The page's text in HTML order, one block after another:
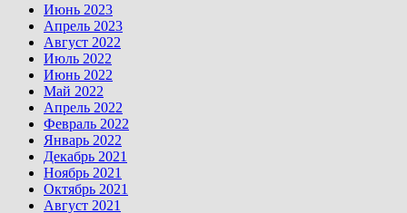
Июнь 2023
Апрель 2023
Август 2022
Июль 2022
Июнь 2022
Май 2022
Апрель 2022
Февраль 2022
Январь 2022
Декабрь 2021
Ноябрь 2021
Октябрь 2021
Август 2021